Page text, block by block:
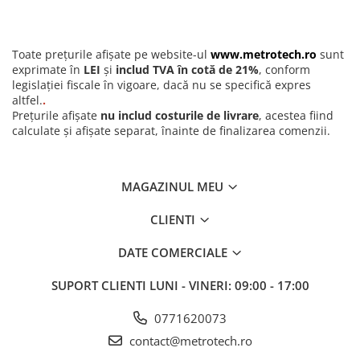
Ideal pentru ateliere mecanice, industrie auto, aeronautica si
prelucrari generale
Permite alinierea rapida si precisa a pieselor pe masini de gaurit,
frezat sau CNC. Compatibil cu centre de prelucrare orizontale sau
verticale, fiind adecvat pentru centrare pe diametre interioare si
Toate prețurile afișate pe website-ul www.metrotech.ro sunt
exprimate în LEI și includ TVA în cotă de 21%, conform
legislației fiscale în vigoare, dacă nu se specifică expres
altfel..
Prețurile afișate nu includ costurile de livrare, acestea fiind
calculate și afișate separat, înainte de finalizarea comenzii.
MAGAZINUL MEU
CLIENTI
DATE COMERCIALE
SUPORT CLIENTI LUNI - VINERI: 09:00 - 17:00
0771620073
contact@metrotech.ro